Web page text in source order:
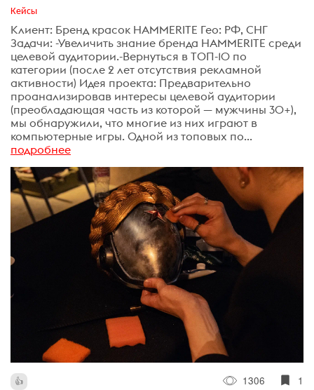
Кейсы
Клиент: Бренд красок HAMMERITE Гео: РФ, СНГ
Задачи: -Увеличить знание бренда HAMMERITE среди
целевой аудитории.-Вернуться в ТОП-10 по
категории (после 2 лет отсутствия рекламной
активности) Идея проекта: Предварительно
проанализировав интересы целевой аудитории
(преобладающая часть из которой — мужчины 30+),
мы обнаружили, что многие из них играют в
компьютерные игры. Одной из топовых по...
подробнее
1306 1